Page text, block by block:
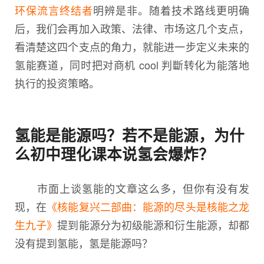
环保流言终结者明辨是非。随着技术路线更明确
后，我们会再加入政策、法律、市场这几个支点，
看清楚这四个支点的角力，就能进一步定义未来的
氢能赛道，同时把对商机 cool 判斷转化为能落地
执行的投资策略。
氢能是能源吗？若不是能源，为什
么初中理化课本说氢会爆炸？
市面上谈氢能的文章这么多，但你有没有发
现，在 《核能复兴二部曲：能源的尽头是核能之龙
生九子》提到能源分为初级能源和衍生能源，却都
没有提到氢能，氢是能源吗？